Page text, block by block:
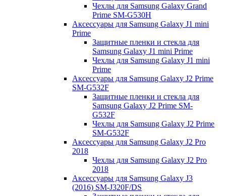
Чехлы для Samsung Galaxy Grand
Prime SM-G530H
Аксессуары для Samsung Galaxy J1 mini
Prime
Защитные пленки и стекла для
Samsung Galaxy J1 mini Prime
Чехлы для Samsung Galaxy J1 mini
Prime
Аксессуары для Samsung Galaxy J2 Prime
SM-G532F
Защитные пленки и стекла для
Samsung Galaxy J2 Prime SM-
G532F
Чехлы для Samsung Galaxy J2 Prime
SM-G532F
Аксессуары для Samsung Galaxy J2 Pro
2018
Чехлы для Samsung Galaxy J2 Pro
2018
Аксессуары для Samsung Galaxy J3
(2016) SM-J320F/DS